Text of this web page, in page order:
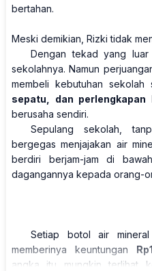
bertahan.
Meski demikian, Rizki tidak
Dengan tekad yang luar
sekolahnya. Namun
membeli kebutuhan sekolah
sepatu, dan perlengkapan
berusaha sendiri.
Sepulang sekolah,
bergegas menjajakan air
berdiri berjam-jam di
dagangannya kepada orang-
Setiap botol air
memberinya keuntungan
angka itu mungkin terlihat